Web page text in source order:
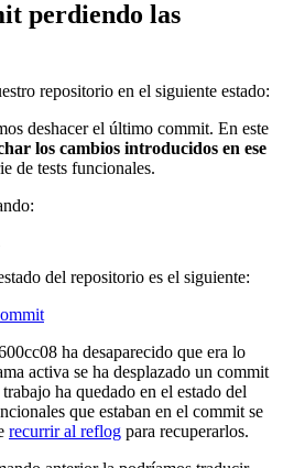
perdiendo las
repositorio en el siguiente estado:
deshacer el último commit. En este
los cambios introducidos en ese
de tests funcionales.
del repositorio es el siguiente:
ha desaparecido que era lo
activa se ha desplazado un commit
ha quedado en el estado del
que estaban en el commit se
recurrir al reflog para recuperarlos.